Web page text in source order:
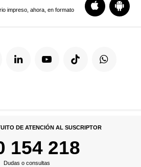
impreso, ahora, en formato
DE ATENCIÓN AL SUSCRIPTOR
154 218
Dudas o consultas